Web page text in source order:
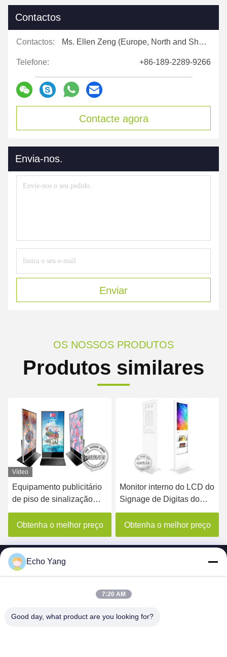
Contactos
Contactos: Ms. Ellen Zeng (Europe, North and Shouth America)
Telefone: +86-189-2289-9266
Contacte agora
Envia-nos.
Enviar
OS NOSSOS PRODUTOS
Produtos similares
Monitor interno do LCD do
Signage de Digitas do
quiosque de Android que
anuncia 22 polegadas
com prateleira do jornal
Obtenha o melhor preço
Vídeo
Signage de Digitas do
quiosque da vídeo do
sinal de propaganda do
painel LCD do lado do
dobro 65inch com
software de controle
Obtenha o melhor
LTD.
Echo Yang
7:20 AM
Good day, what product are you looking for?